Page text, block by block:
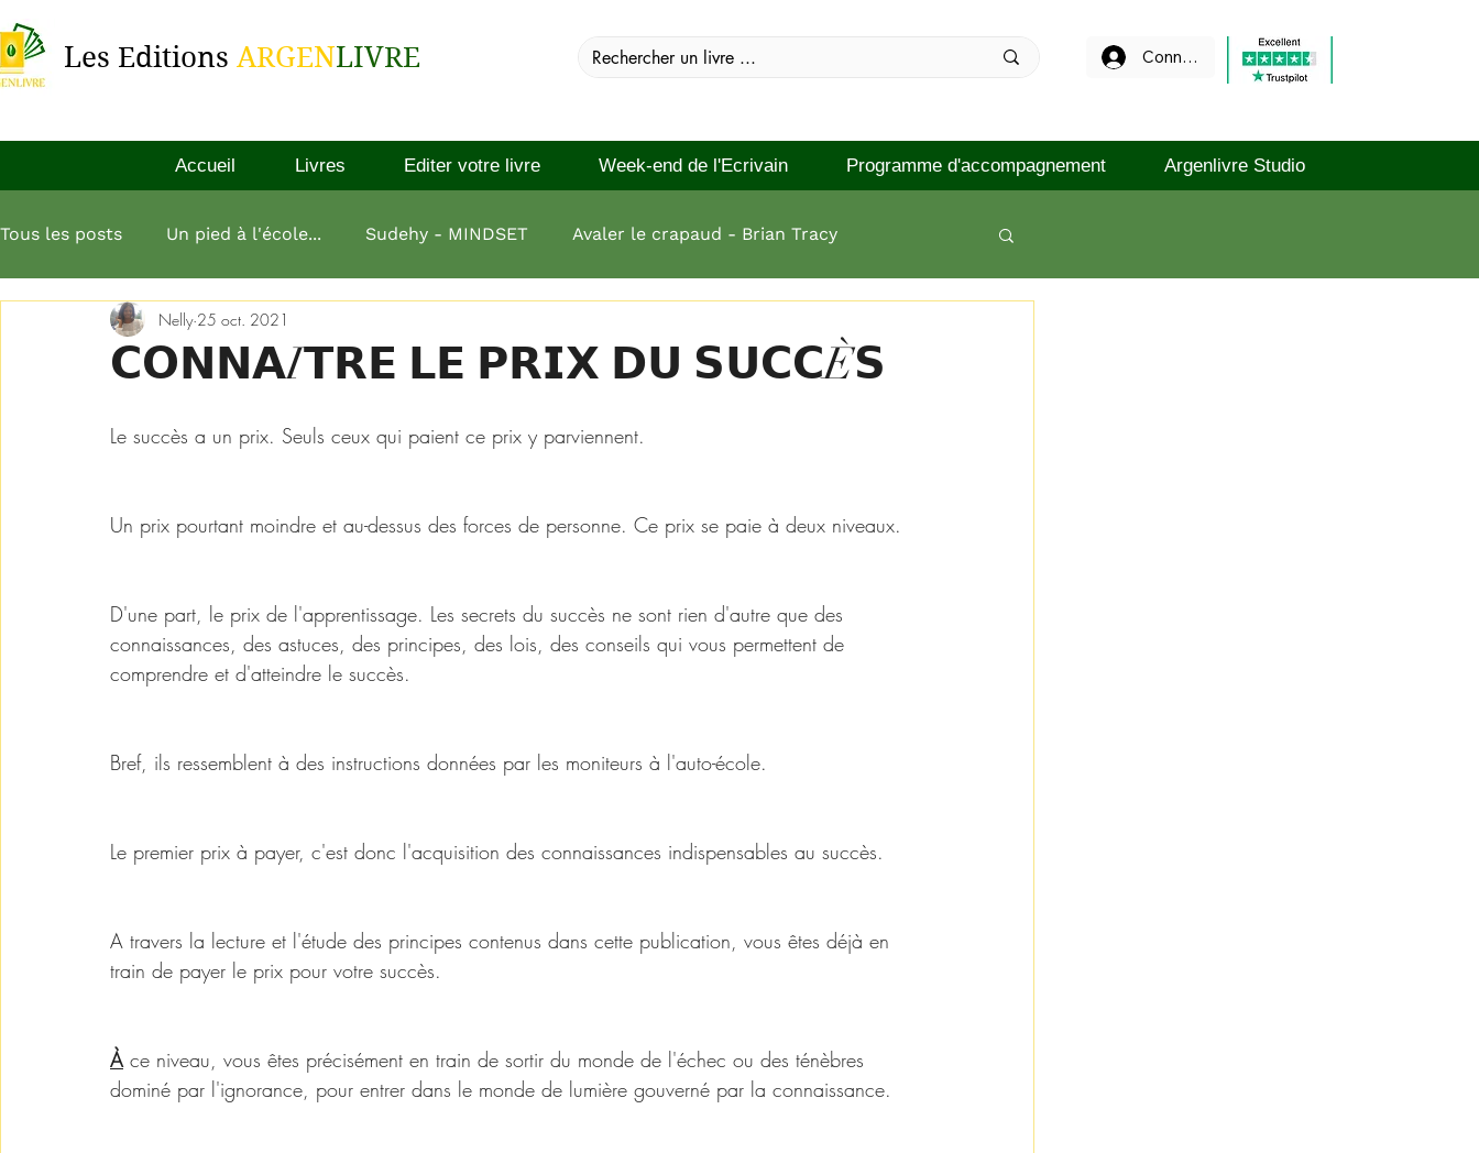
Les Editions ARGENLIVRE Connexion
Accueil Livres Editer votre livre Week-end de l'Ecrivain Programme d'accompagnement Argenlivre Studio
Tous les posts Un pied à l'école... Sudehy - MINDSET Avaler le crapaud - Brian Tracy
L'esprit millionnaire Aliko Dangote
𝗖𝗢𝗡𝗡𝗔I𝗧𝗥𝗘 𝗟𝗘 𝗣𝗥𝗜𝗫 𝗗𝗨 𝗦𝗨𝗖𝗖È𝗦
Nelly 25 oct. 2021
Le succès a un prix. Seuls ceux qui paient ce prix y parviennent.
Un prix pourtant moindre et au-dessus des forces de personne. Ce prix se paie à deux niveaux.
D'une part, le prix de l'apprentissage. Les secrets du succès ne sont rien d'autre que des
connaissances, des astuces, des principes, des lois, des conseils qui vous permettent de
comprendre et d'atteindre le succès.
Bref, ils ressemblent à des instructions données par les moniteurs à l'auto-école.
Le premier prix à payer, c'est donc l'acquisition des connaissances indispensables au succès.
A travers la lecture et l'étude des principes contenus dans cette publication, vous êtes déjà en
train de payer le prix pour votre succès.
À ce niveau, vous êtes précisément en train de sortir du monde de l'échec ou des ténèbres
dominé par l'ignorance, pour entrer dans le monde de lumière gouverné par la connaissance.